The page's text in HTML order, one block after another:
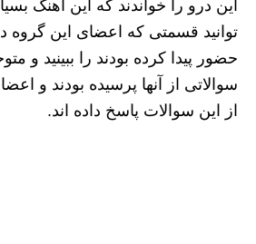
این درو را خواندند که این آهنگ
توانید قسمتی که اعضای این گروه
حضور پیدا کرده بودند را ببینید و
سوالاتی از آنها پرسیده بودند و
از این سوالات پاسخ داده اند.